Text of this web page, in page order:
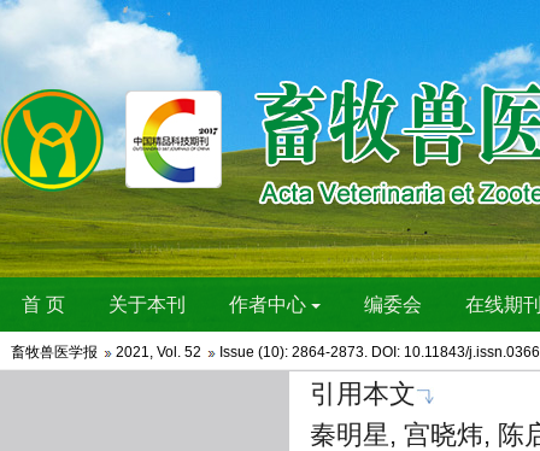
畜牧兽医学报 2021, Vol. 52 Issue (10): 2864-2873. DOI: 10.11843/
引用本文
秦明星, 宫晓炜, 陈